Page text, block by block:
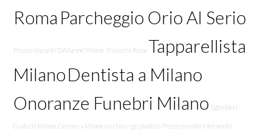
Roma Parcheggio Orio Al Serio
Prezzo Impianti D’Allarme Milano Traslochi Roma Tapparellista
MilanoDentista a Milano
Onoranze Funebri Milano Sgomberi
Gratuiti Milano Cercare a Milano un chirurgo plastico Prezzo pronto intervento